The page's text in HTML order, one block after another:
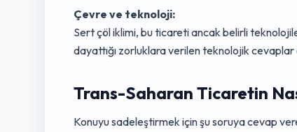
Çevre ve teknoloji:
Sert çöl iklimi, bu ticareti ancak belirli
dayattığı zorluklara verilen teknolojik cevaplar
Trans-Saharan Ticaretin
Konuyu sadeleştirmek için şu soruya cevap